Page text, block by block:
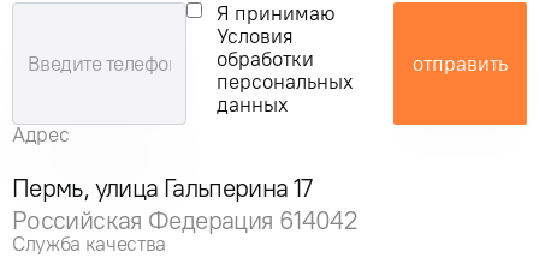
Я принимаю
Условия
обработки
персональных
данных
отправить
Адрес
Пермь, улица Гальперина 17
Российская Федерация 614042
Служба качества